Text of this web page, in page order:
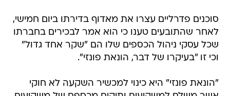
סוכנים פדרליים עצרו את מאדוף בדירתו ביום חמישי,
לאחר שהתובעים טענו כי הוא אמר לבכירים בחברתו
שכל עסקי ניהול הכספים שלו הם "שקר אחד גדול"
וכי זו "בעיקרו של דבר, הונאת פונזי".
"הונאת פונזי" היא כינוי למכשיר השקעה לא חוקי